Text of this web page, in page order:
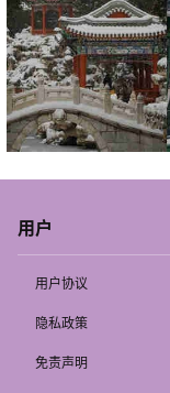
用户
用户协议
隐私政策
免责声明